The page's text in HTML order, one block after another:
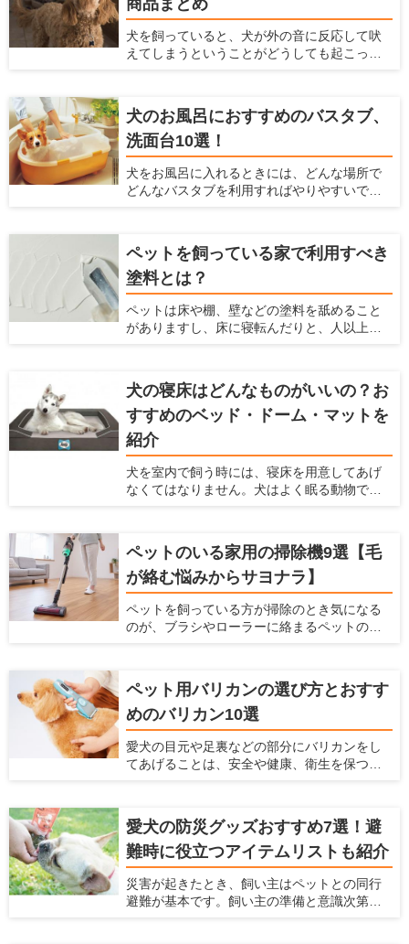
ドをかけることで両手を空けられ、そんな事
態を避けられます。 ここでは、設置しておけ
ばとても便利なリードフックやおすすめリー
犬を飼っていると、犬が外の音に反応して吠
えてしまうということがどうしても起こって
れません。 ですが、犬が外の音に反応して吠
えるのをなるべく抑える方法があります。こ
こでは、犬が外の音に反応して吠えてしまう
のを防ぐ方法、商品を紹介します。
犬のお風呂におすすめのバスタブ、
洗面台10選！
犬をお風呂に入れるときには、どんな場所で
どんなバスタブを利用すればやりやすいで
お風呂の選び方、おすすめの犬用のバスタブ
や洗面台を紹介します。 また、犬をお風呂に
入れる方法や注意点などは、「犬のお風呂の
入れ方を解説！お風呂場のポイントも【初心
者向け】」の記事で解説していますので、は
じめての方は参考にしてみてくださいね。
ペットを飼っている家で利用すべき
塗料とは？
ペットは床や棚、壁などの塗料を舐めること
がありますし、床に寝転んだりと、人以上に
なっているので、体に悪影響がある塗料はで
きるだけ避けなくてはなりません。それだけ
でなく、塗料は耐久性、メンテナンス性、安
全性などを考慮する必要があります。 ここで
は、塗料の役割や種類、特徴、ペットを飼っ
ている家に利用すべき塗料を紹介します。
犬の寝床はどんなものがいいの？お
すすめのベッド・ドーム・マットを
紹介
犬を室内で飼う時には、寝床を用意してあげ
なくてはなりません。犬はよく眠る動物です
マット、サークルなど、たくさんのペット用
の寝床が販売されています。愛犬家住宅で
は、犬が快適な寝床に関しての情報を日々
チェックしています。 ここでは犬用の寝床を
作りたいけど、どんなものを選んだらよい
か、どんな場所に設置したらよいかわからな
床を置くのがよいのかなど、幅広い情報をま
とめましたので参考にしてください。
ペットのいる家用の掃除機9選【毛
が絡む悩みからサヨナラ】
ペットを飼っている方が掃除のとき気になる
のが、ブラシやローラーに絡まるペットの抜
く故障の原因となります。 掃除機のみなら
ず、お掃除ワイパーや粘着ローラーを駆使し
て抜け毛対策に日々奮闘されている方も多い
ことだと思います。もし、ペットの毛が絡み
にくい掃除機があれば、毎日のお掃除がラク
になると思いませんか？ 本記事では、ペット
ペット用バリカンの選び方とおすす
めのバリカン10選
愛犬の目元や足裏などの部分にバリカンをし
てあげることは、安全や健康、衛生を保つた
が大変という悩みもあると思います。 サロン
でバリカンをしてもらうこともできますが、
自宅でお手入れとしてバリカンをしてあげた
いという飼い主さんも多いと思います。そこ
で今回は、ペット用バリカンの選び方とス
ムーズに足裏や顔の毛をケアできるおすすめ
愛犬の防災グッズおすすめ7選！避
難時に役立つアイテムリストも紹介
災害が起きたとき、飼い主はペットとの同行
避難が基本です。飼い主の準備と意識次第